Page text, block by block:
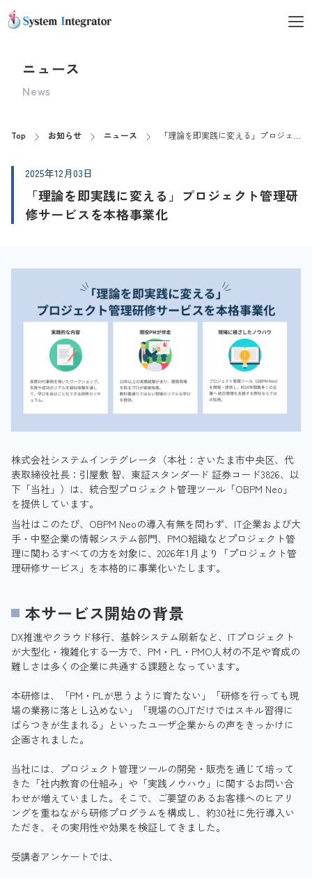
ニュース
News
Top お知らせ ニュース
2025年12月03日
「理論を即実践に変える」プロジェクト管理研
修サービスを本格事業化
株式会社システムインテグレータ（本社：さいたま市中央区、代
表取締役社長：引屋敷 智、東証スタンダード 証券コード3826、以
下「当社」）は、統合型プロジェクト管理ツール「OBPM Neo」
を提供しています。
当社はこのたび、OBPM Neoの導入有無を問わず、IT企業および大
手・中堅企業の情報システム部門、PMO組織などプロジェクト管
理に関わるすべての方を対象に、2026年1月より「プロジェクト管
理研修サービス」を本格的に事業化いたします。
本サービス開始の背景
DX推進やクラウド移行、基幹システム刷新など、ITプロジェクト
が大型化・複雑化する一方で、PM・PL・PMO人材の不足や育成の
難しさは多くの企業に共通する課題となっています。
本研修は、「PM・PLが思うように育たない」「研修を行っても現
場の業務に落とし込めない」「現場のOJTだけではスキル習得に
ばらつきが生まれる」といったユーザ企業からの声をきっかけに
企画されました。
当社には、プロジェクト管理ツールの開発・販売を通じて培って
きた「社内教育の仕組み」や「実践ノウハウ」に関するお問い合
わせが増えていました。そこで、ご要望のあるお客様へのヒアリ
ングを重ねながら研修プログラムを構成し、約30社に先行導入い
ただき、その実用性や効果を検証してきました。
受講者アンケートでは、